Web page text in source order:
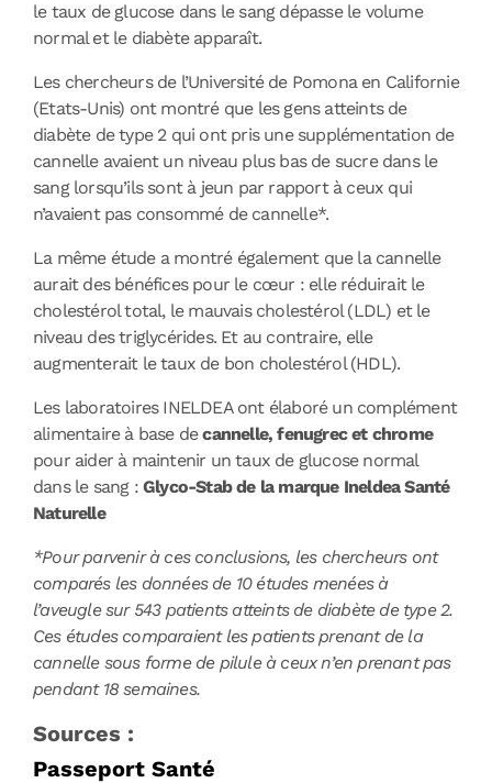
le taux de glucose dans le sang dépasse le volume
normal et le diabète apparaît.
Les chercheurs de l’Université de Pomona en Californie
(Etats-Unis) ont montré que les gens atteints de
diabète de type 2 qui ont pris une supplémentation de
cannelle avaient un niveau plus bas de sucre dans le
sang lorsqu’ils sont à jeun par rapport à ceux qui
n’avaient pas consommé de cannelle*.
La même étude a montré également que la cannelle
aurait des bénéfices pour le cœur : elle réduirait le
cholestérol total, le mauvais cholestérol (LDL) et le
niveau des triglycérides. Et au contraire, elle
augmenterait le taux de bon cholestérol (HDL).
Les laboratoires INELDEA ont élaboré un complément
alimentaire à base decannelle, fenugrec et chrome
pour aider à maintenir un taux de glucose normal
dans le sang : Glyco-Stab de la marque Ineldea Santé
Naturelle
*Pour parvenir à ces conclusions, les chercheurs ont
comparés les données de 10 études menées à
l’aveugle sur 543 patients atteints de diabète de type 2.
Ces études comparaient les patients prenant de la
cannelle sous forme de pilule à ceux n’en prenant pas
pendant 18 semaines.
Sources :
Passeport Santé